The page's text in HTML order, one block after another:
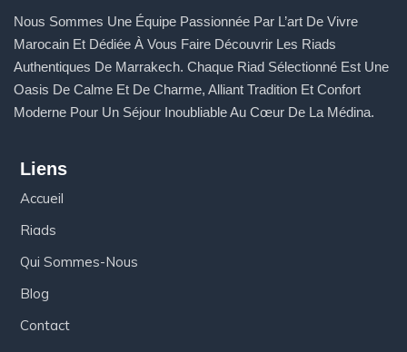
Nous Sommes Une Équipe Passionnée Par L’art De Vivre
Marocain Et Dédiée À Vous Faire Découvrir Les Riads
Authentiques De Marrakech. Chaque Riad Sélectionné Est Une
Oasis De Calme Et De Charme, Alliant Tradition Et Confort
Moderne Pour Un Séjour Inoubliable Au Cœur De La Médina.
Liens
Accueil
Riads
Qui Sommes-Nous
Blog
Contact